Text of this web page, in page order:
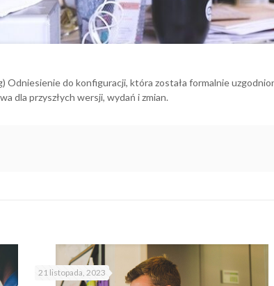
do konfiguracji, która została formalnie
dla przyszłych wersji, wydań i zmian.
21 listopada, 2023